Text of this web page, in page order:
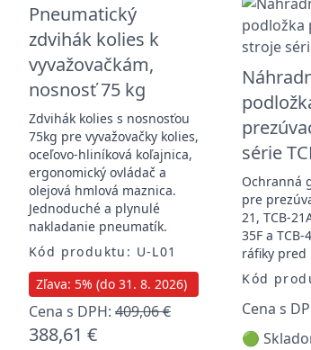
Pneumatický
zdvihák kolies k
vyvažovačkám,
nosnosť 75 kg
Zdvihák kolies s nosnosťou
75kg pre vyvažovačky kolies,
oceľovo-hliníková koľajnica,
ergonomický ovládač a
olejová hmlová maznica.
Jednoduché a plynulé
nakladanie pneumatík.
Kód produktu: U-L01
Zľava: 5% (do 31. 8. 2026)
Cena s DPH: 409,06 €
388,61 €
série
Ochranná
pre
21, TCB-
35F a TCB-
ráfiky pred
Kód
Cena s
🟢